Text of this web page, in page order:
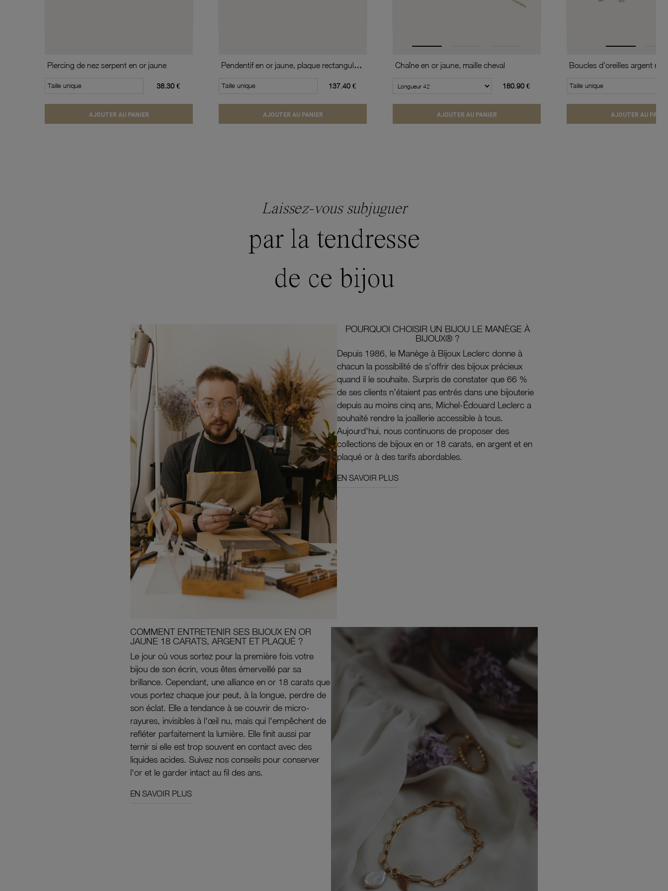
Piercing de nez serpent en or jaune
Taille unique 38.30 €
AJOUTER AU PANIER
Pendentif en or jaune, plaque rectangulaire
Taille unique 137.40 €
AJOUTER AU PANIER
Chaîne en or jaune, maille cheval
180.90 €
AJOUTER AU PANIER
Taille unique
AJOUTER AU
Laissez-vous subjuguer
par la tendresse
de ce bijou
POURQUOI CHOISIR UN BIJOU LE MANÈGE À
BIJOUX® ?
Depuis 1986, le Manège à Bijoux Leclerc donne à
chacun la possibilité de s'offrir des bijoux précieux
quand il le souhaite. Surpris de constater que 66 %
de ses clients n’étaient pas entrés dans une bijouterie
depuis au moins cinq ans, Michel-Édouard Leclerc a
souhaité rendre la joaillerie accessible à tous.
Aujourd'hui, nous continuons de proposer des
collections de bijoux en or 18 carats, en argent et en
plaqué or à des tarifs abordables.
EN SAVOIR PLUS
COMMENT ENTRETENIR SES BIJOUX EN OR
JAUNE 18 CARATS, ARGENT ET PLAQUÉ ?
Le jour où vous sortez pour la première fois votre
bijou de son écrin, vous êtes émerveillé par sa
brillance. Cependant, une alliance en or 18 carats que
vous portez chaque jour peut, à la longue, perdre de
son éclat. Elle a tendance à se couvrir de micro-
rayures, invisibles à l'œil nu, mais qui l'empêchent de
refléter parfaitement la lumière. Elle finit aussi par
ternir si elle est trop souvent en contact avec des
liquides acides. Suivez nos conseils pour conserver
l'or et le garder intact au fil des ans.
EN SAVOIR PLUS